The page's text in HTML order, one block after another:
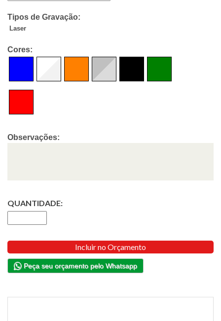
Tipos de Gravação:
Laser
Cores:
Observações:
QUANTIDADE:
Incluir no Orçamento
Peça seu orçamento pelo Whatsapp